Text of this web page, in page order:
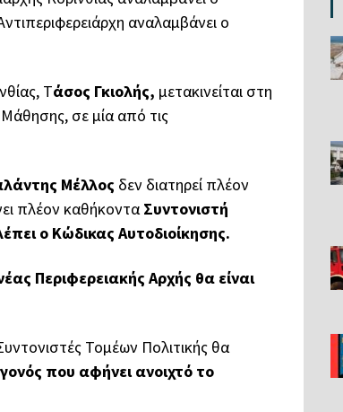
αναλαμβάνει ο
Τάσος Γκιολής, μετακινείται στη
Μάθησης, σε μία από τις
Μέλλος δεν διατηρεί πλέον
πλέον καθήκονταΣυντονιστή
ο Κώδικας Αυτοδιοίκησης.
Περιφερειακής Αρχής θα είναι
Τομέων Πολιτικής θα
που αφήνει ανοιχτό το